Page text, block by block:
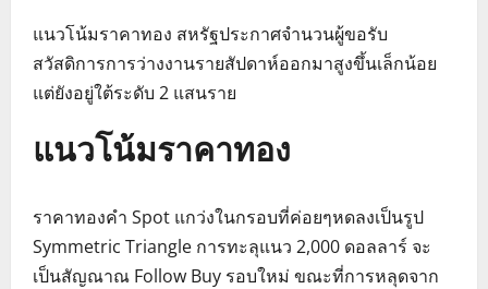
แนวโน้มราคาทอง สหรัฐประกาศจำนวนผู้ขอรับ
สวัสดิการการว่างงานรายสัปดาห์ออกมาสูงขึ้นเล็กน้อย
แต่ยังอยู่ใต้ระดับ 2 แสนราย
แนวโน้มราคาทอง
ราคาทองคำ Spot แกว่งในกรอบที่ค่อยๆหดลงเป็นรูป
Symmetric Triangle การทะลุแนว 2,000 ดอลลาร์ จะ
เป็นสัญณาณ Follow Buy รอบใหม่ ขณะที่การหลุดจาก